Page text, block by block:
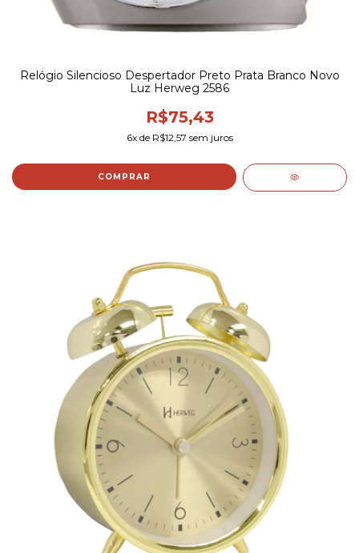
Relógio Silencioso Despertador Preto Prata Branco Novo
Luz Herweg 2586
R$75,43
6x de R$12,57 sem juros
COMPRAR